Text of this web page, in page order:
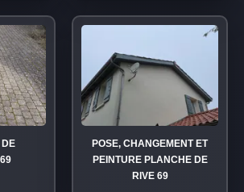
DE
POSE, CHANGEMENT ET
PEINTURE PLANCHE DE
RIVE 69